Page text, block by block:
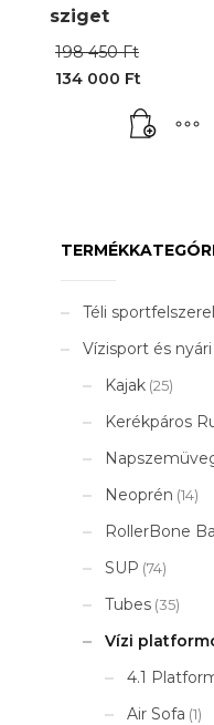
sziget
198 450Ft
450
134 000 Ft
Téli
Vízisport és
Kajak (25)
Kerékpáros
Neoprén (14)
RollerBone
SUP (74)
Tubes (35)
Vízi
4.1
Air Sofa (1)